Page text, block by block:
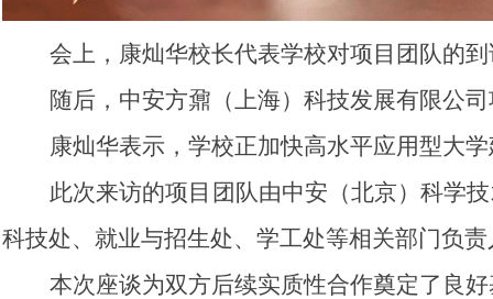
会上，康灿华校长代表学校对项目团队的
随后，中安方鼐（上海）科技发展有限公
康灿华表示，学校正加快高水平应用型大
此次来访的项目团队由中安（北京）科学
科技处、就业与招生处、学工处等相关部门负
本次座谈为双方后续实质性合作奠定了良